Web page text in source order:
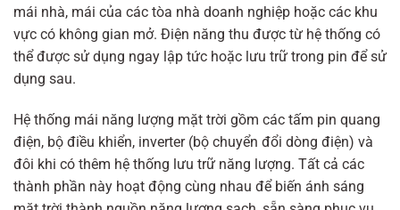
mái nhà, mái của các tòa nhà doanh nghiệp hoặc các khu
vực có không gian mở. Điện năng thu được từ hệ thống có
thể được sử dụng ngay lập tức hoặc lưu trữ trong pin để sử
dụng sau.
Hệ thống mái năng lượng mặt trời gồm các tấm pin quang
điện, bộ điều khiển, inverter (bộ chuyển đổi dòng điện) và
đôi khi có thêm hệ thống lưu trữ năng lượng. Tất cả các
thành phần này hoạt động cùng nhau để biến ánh sáng